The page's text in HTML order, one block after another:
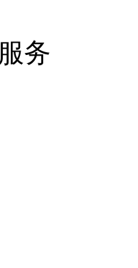
务